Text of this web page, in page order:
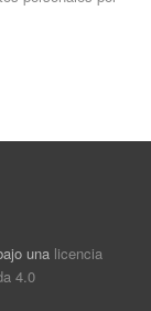
una licencia
4.0